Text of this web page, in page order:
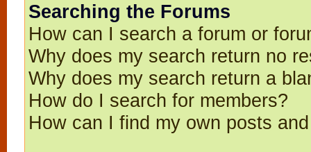
Searching the Forums
How can I search a forum or
Why does my search return no
Why does my search return a
How do I search for members?
How can I find my own posts